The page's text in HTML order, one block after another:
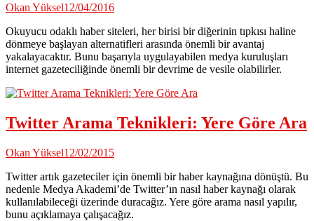
Okan Yüksel12/04/2016
Okuyucu odaklı haber siteleri, her birisi bir diğerinin tıpkısı haline
dönmeye başlayan alternatifleri arasında önemli bir avantaj
yakalayacaktır. Bunu başarıyla uygulayabilen medya kuruluşları
internet gazeteciliğinde önemli bir devrime de vesile olabilirler.
Twitter Arama Teknikleri: Yere Göre Ara
Okan Yüksel12/02/2015
Twitter artık gazeteciler için önemli bir haber kaynağına dönüştü. Bu
nedenle Medya Akademi’de Twitter’ın nasıl haber kaynağı olarak
kullanılabileceği üzerinde duracağız. Yere göre arama nasıl yapılır,
bunu açıklamaya çalışacağız.